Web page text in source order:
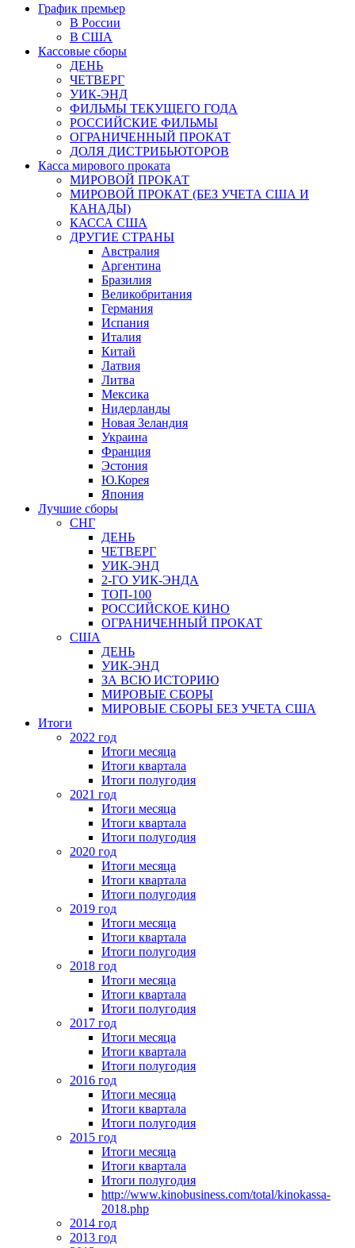
График премьер
В России
В США
Кассовые сборы
ДЕНЬ
ЧЕТВЕРГ
УИК-ЭНД
ФИЛЬМЫ ТЕКУЩЕГО ГОДА
РОССИЙСКИЕ ФИЛЬМЫ
ОГРАНИЧЕННЫЙ ПРОКАТ
ДОЛЯ ДИСТРИБЬЮТОРОВ
Касса мирового проката
МИРОВОЙ ПРОКАТ
МИРОВОЙ ПРОКАТ (БЕЗ УЧЕТА США И
КАНАДЫ)
КАССА США
ДРУГИЕ СТРАНЫ
Австралия
Аргентина
Бразилия
Великобритания
Германия
Испания
Италия
Китай
Латвия
Литва
Мексика
Нидерланды
Новая Зеландия
Украина
Франция
Эстония
Ю.Корея
Япония
Лучшие сборы
СНГ
ДЕНЬ
ЧЕТВЕРГ
УИК-ЭНД
2-ГО УИК-ЭНДА
ТОП-100
РОССИЙСКОЕ КИНО
ОГРАНИЧЕННЫЙ ПРОКАТ
США
ДЕНЬ
УИК-ЭНД
ЗА ВСЮ ИСТОРИЮ
МИРОВЫЕ СБОРЫ
МИРОВЫЕ СБОРЫ БЕЗ УЧЕТА США
Итоги
2022 год
Итоги месяца
Итоги квартала
Итоги полугодия
2021 год
Итоги месяца
Итоги квартала
Итоги полугодия
2020 год
Итоги месяца
Итоги квартала
Итоги полугодия
2019 год
Итоги месяца
Итоги квартала
Итоги полугодия
2018 год
Итоги месяца
Итоги квартала
Итоги полугодия
2017 год
Итоги месяца
Итоги квартала
Итоги полугодия
2016 год
Итоги месяца
Итоги квартала
Итоги полугодия
2015 год
Итоги месяца
Итоги квартала
Итоги полугодия
http://www.kinobusiness.com/total/kinokassa-
2018.php
2014 год
2013 год